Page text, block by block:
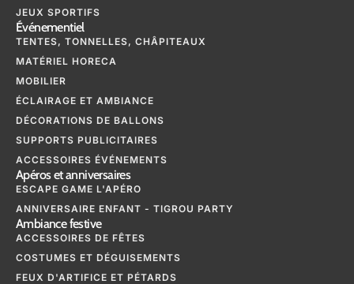
JEUX SPORTIFS
Événementiel
TENTES, TONNELLES, CHÂPITEAUX
MATÉRIEL HORECA
MOBILIER
ÉCLAIRAGE ET AMBIANCE
DÉCORATIONS DE BALLONS
SUPPORTS PUBLICITAIRES
ACCESSOIRES ÉVÉNEMENTS
Apéros et anniversaires
ESCAPE GAME L'APÉRO
ANNIVERSAIRE ENFANT - TIGROU PARTY
Ambiance festive
ACCESSOIRES DE FÊTES
COSTUMES ET DÉGUISEMENTS
FEUX D'ARTIFICE ET PÉTARDS